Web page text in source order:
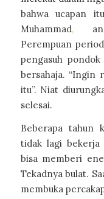
bahwa ucapan
Muhammad,
Perempuan
pengasuh
bersahaja. “Ingin
itu”. Niat
selesai.
Beberapa tahun
tidak lagi
bisa memberi
Tekadnya bulat.
membuka